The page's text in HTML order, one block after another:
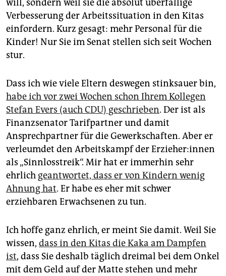
will, sondern weil sie die absolut überfällige
Verbesserung der Arbeitssituation in den Kitas
einfordern. Kurz gesagt: mehr Personal für die
Kinder! Nur Sie im Senat stellen sich seit Wochen
stur.
Dass ich wie viele Eltern deswegen stinksauer bin,
habe ich vor zwei Wochen schon Ihrem Kollegen
Stefan Evers (auch CDU) geschrieben. Der ist als
Finanzsenator Tarifpartner und damit
Ansprechpartner für die Gewerkschaften. Aber er
verleumdet den Arbeitskampf der Er­zie­he­r:in­nen
als „Sinnlosstreik“. Mir hat er immerhin sehr
ehrlich geantwortet, dass er von Kindern wenig
Ahnung hat. Er habe es eher mit schwer
erziehbaren Erwachsenen zu tun.
Ich hoffe ganz ehrlich, er meint Sie damit. Weil Sie
wissen, dass in den ­Kitas die Kaka am Dampfen
ist, dass Sie ­deshalb täglich dreimal bei dem Onkel
mit dem Geld auf der Matte stehen und mehr